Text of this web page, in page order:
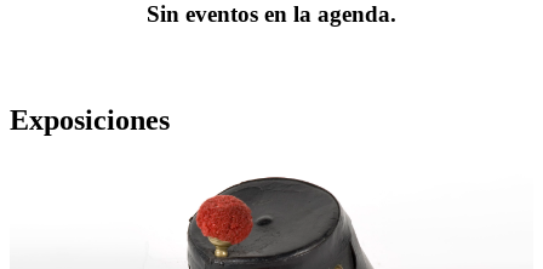
Sin eventos en la agenda.
Exposiciones